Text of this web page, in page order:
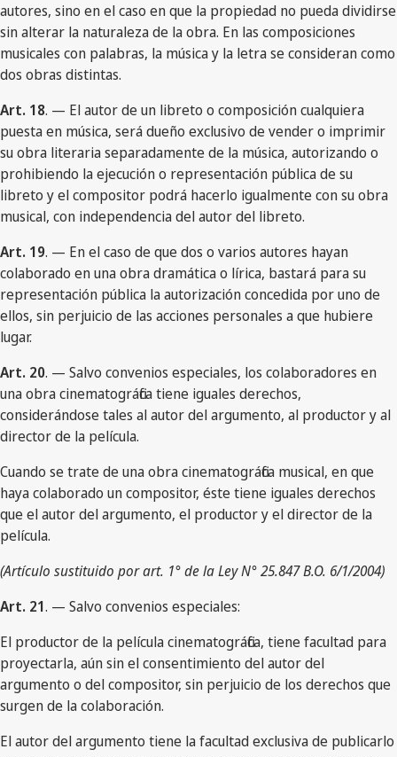
autores, sino en el caso en que la propiedad no pueda dividirse
sin alterar la naturaleza de la obra. En las composiciones
musicales con palabras, la música y la letra se consideran como
dos obras distintas.
Art. 18. — El autor de un libreto o composición cualquiera
puesta en música, será dueño exclusivo de vender o imprimir
su obra literaria separadamente de la música, autorizando o
prohibiendo la ejecución o representación pública de su
libreto y el compositor podrá hacerlo igualmente con su obra
musical, con independencia del autor del libreto.
Art. 19. — En el caso de que dos o varios autores hayan
colaborado en una obra dramática o lírica, bastará para su
representación pública la autorización concedida por uno de
ellos, sin perjuicio de las acciones personales a que hubiere
lugar.
Art. 20. — Salvo convenios especiales, los colaboradores en
una obra cinematográfica tiene iguales derechos,
considerándose tales al autor del argumento, al productor y al
director de la película.
Cuando se trate de una obra cinematográfica musical, en que
haya colaborado un compositor, éste tiene iguales derechos
que el autor del argumento, el productor y el director de la
película.
(Artículo sustituido por art. 1° de la Ley N° 25.847 B.O. 6/1/2004)
Art. 21. — Salvo convenios especiales:
El productor de la película cinematográfica, tiene facultad para
proyectarla, aún sin el consentimiento del autor del
argumento o del compositor, sin perjuicio de los derechos que
surgen de la colaboración.
El autor del argumento tiene la facultad exclusiva de publicarlo